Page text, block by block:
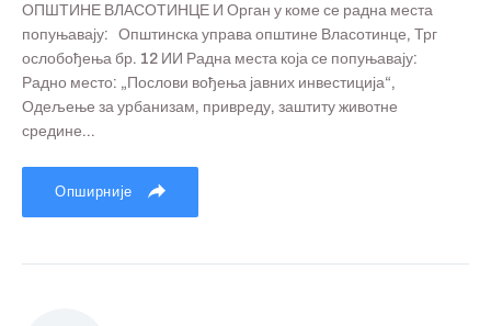
ОПШТИНЕ ВЛАСОТИНЦЕ И Орган у коме се радна места
попуњавају: Општинска управа општине Власотинце, Трг
ослобођења бр. 12 ИИ Радна места која се попуњавају:
Радно место: „Послови вођења јавних инвестиција“,
Одељење за урбанизам, привреду, заштиту животне
средине...
Опширније